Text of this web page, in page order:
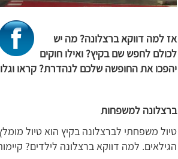
אז למה דווקא ברצלונה? מה יש
לכולם לחפש שם בקיץ? ואילו חוקים
יהפכו את החופשה שלכם לנהדרת? קראו
ברצלונה למשפחות
טיול משפחתי לברצלונה בקיץ הוא טיול
הגילאים. למה דווקא ברצלונה לילדים?